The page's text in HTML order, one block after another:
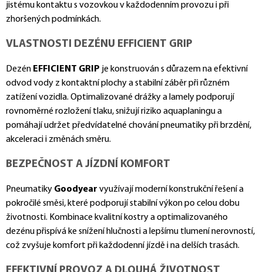
jistému kontaktu s vozovkou v každodenním provozu i při
zhoršených podmínkách.
VLASTNOSTI DEZÉNU EFFICIENT GRIP
Dezén EFFICIENT GRIP je konstruován s důrazem na efektivní
odvod vody z kontaktní plochy a stabilní záběr při různém
zatížení vozidla. Optimalizované drážky a lamely podporují
rovnoměrné rozložení tlaku, snižují riziko aquaplaningu a
pomáhají udržet předvídatelné chování pneumatiky při brzdění,
akceleraci i změnách směru.
BEZPEČNOST A JÍZDNÍ KOMFORT
Pneumatiky Goodyear využívají moderní konstrukční řešení a
pokročilé směsi, které podporují stabilní výkon po celou dobu
životnosti. Kombinace kvalitní kostry a optimalizovaného
dezénu přispívá ke snížení hlučnosti a lepšímu tlumení nerovností,
což zvyšuje komfort při každodenní jízdě i na delších trasách.